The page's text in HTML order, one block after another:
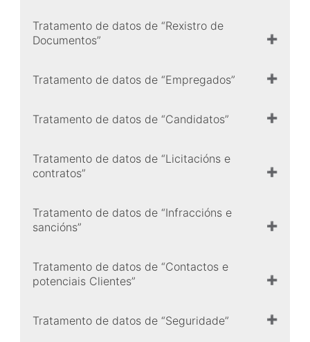
Tratamento de datos de “Rexistro de
Documentos”
Tratamento de datos de “Empregados”
Tratamento de datos de “Candidatos”
Tratamento de datos de “Licitacións e
contratos”
Tratamento de datos de “Infraccións e
sancións”
Tratamento de datos de “Contactos e
potenciais Clientes”
Tratamento de datos de “Seguridade”